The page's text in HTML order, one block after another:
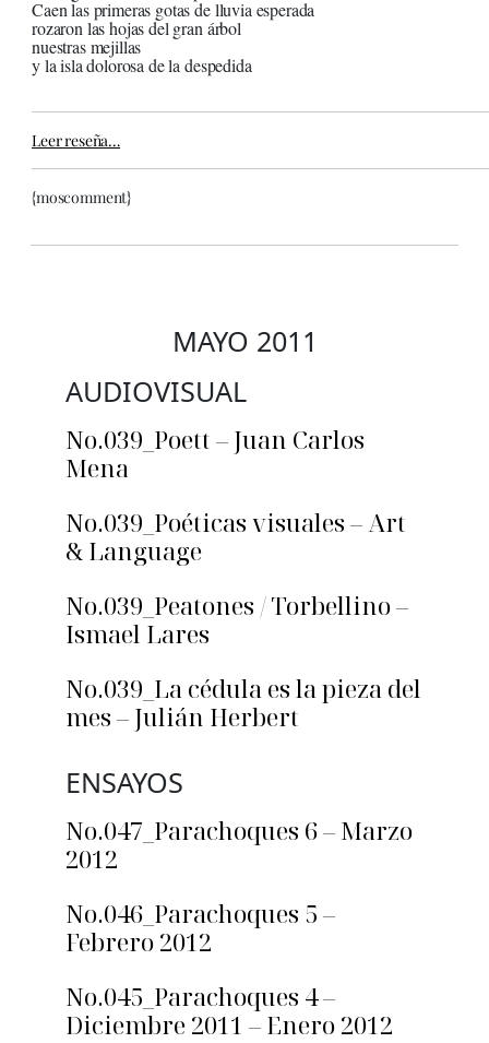
Caen las primeras gotas de lluvia esperada
rozaron las hojas del gran árbol
nuestras mejillas
y la isla dolorosa de la despedida
Leer reseña…
{moscomment}
MAYO 2011
AUDIOVISUAL
No.039_Poett – Juan Carlos
Mena
No.039_Poéticas visuales – Art
& Language
No.039_Peatones / Torbellino –
Ismael Lares
No.039_La cédula es la pieza del
mes – Julián Herbert
ENSAYOS
No.047_Parachoques 6 – Marzo
2012
No.046_Parachoques 5 –
Febrero 2012
No.045_Parachoques 4 –
Diciembre 2011 – Enero 2012